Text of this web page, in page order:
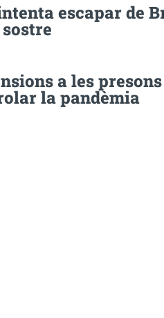
escapar de
a les
la pandèmia